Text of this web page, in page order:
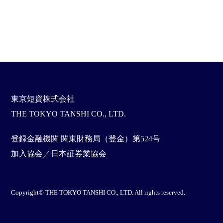
東京短資株式会社
THE TOKYO TANSHI CO., LTD.
登録金融機関 関東財務局（登金）第524号
加入協会／日本証券業協会
Copyright© THE TOKYO TANSHI CO., LTD. All rights reserved.